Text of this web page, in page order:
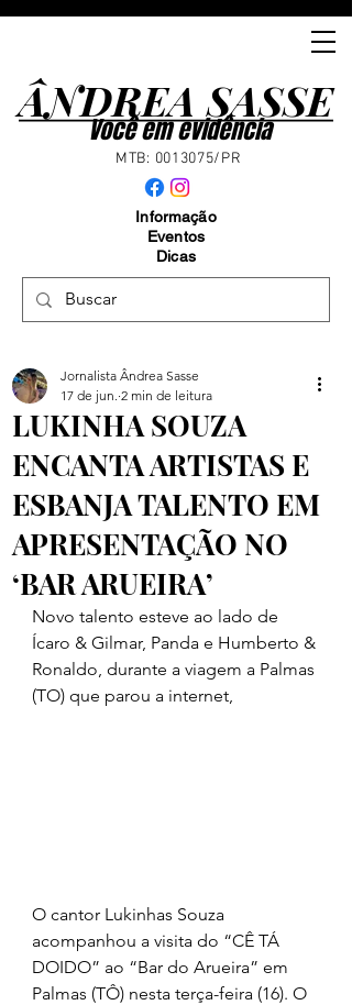
ÂNDREA SASSE
ÂNDREA SASSE
Você em evidência
MTB: 0013075/PR
Informação
Eventos
Dicas
LUKINHA SOUZA
ENCANTA ARTISTAS E
ESBANJA TALENTO EM
APRESENTAÇÃO NO
‘BAR ARUEIRA’
Jornalista Ândrea Sasse
17 de jun. 2 min de leitura
Novo talento esteve ao lado de
Ícaro & Gilmar, Panda e Humberto &
Ronaldo, durante a viagem a Palmas
(TO) que parou a internet,
O cantor Lukinhas Souza
acompanhou a visita do “CÊ TÁ
DOIDO” ao “Bar do Arueira” em
Palmas (TÔ) nesta terça-feira (16). O